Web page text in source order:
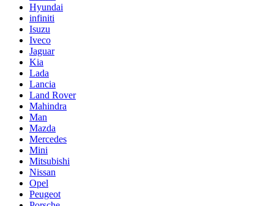
Hyundai
infiniti
Isuzu
Iveco
Jaguar
Kia
Lada
Lancia
Land Rover
Mahindra
Man
Mazda
Mercedes
Mini
Mitsubishi
Nissan
Opel
Peugeot